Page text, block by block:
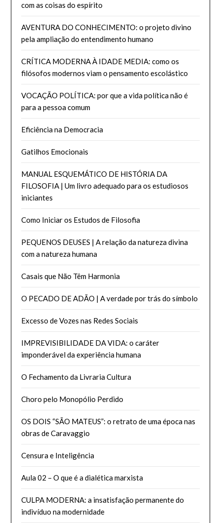
com as coisas do espírito
AVENTURA DO CONHECIMENTO: o projeto divino
pela ampliação do entendimento humano
CRÍTICA MODERNA À IDADE MEDIA: como os
filósofos modernos viam o pensamento escolástico
VOCAÇÃO POLÍTICA: por que a vida política não é
para a pessoa comum
Eficiência na Democracia
Gatilhos Emocionais
MANUAL ESQUEMÁTICO DE HISTÓRIA DA
FILOSOFIA | Um livro adequado para os estudiosos
iniciantes
Como Iniciar os Estudos de Filosofia
PEQUENOS DEUSES | A relação da natureza divina
com a natureza humana
Casais que Não Têm Harmonia
O PECADO DE ADÃO | A verdade por trás do símbolo
Excesso de Vozes nas Redes Sociais
IMPREVISIBILIDADE DA VIDA: o caráter
imponderável da experiência humana
O Fechamento da Livraria Cultura
Choro pelo Monopólio Perdido
OS DOIS “SÃO MATEUS”: o retrato de uma época nas
obras de Caravaggio
Censura e Inteligência
Aula 02 – O que é a dialética marxista
CULPA MODERNA: a insatisfação permanente do
indivíduo na modernidade